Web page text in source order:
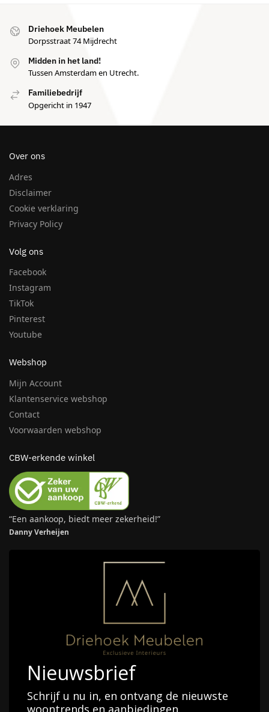
Driehoek Meubelen
Dorpsstraat 74 Mijdrecht
Midden in het land!
Tussen Amsterdam en Utrecht.
Familiebedrijf
Opgericht in 1947
Over ons
Adres
Disclaimer
Cookie verklaring
Privacy Policy
Volg ons
Facebook
Instagram
TikTok
Pinterest
Youtube
Webshop
Mijn Account
Klantenservice webshop
Contact
Voorwaarden webshop
CBW-erkende winkel
“Een aankoop, biedt meer zekerheid!”
Danny Verheijen
Nieuwsbrief
Schrijf u nu in, en ontvang de nieuwste
woontrends en aanbiedingen.